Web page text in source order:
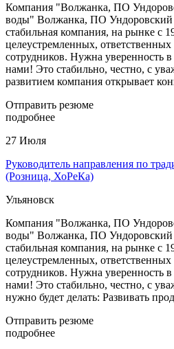
Компания "Волжанка, ПО
воды" Волжанка, ПО Ундоровский
стабильная компания, на рынке с
целеустремленных,
сотрудников. Нужна уверенность
нами! Это стабильно, честно, с
развитием компания открывает
Отправить резюме
подробнее
27 Июля
Руководитель направления по
(Розница, ХоРеКа)
Ульяновск
Компания "Волжанка, ПО
воды" Волжанка, ПО Ундоровский
стабильная компания, на рынке с
целеустремленных,
сотрудников. Нужна уверенность
нами! Это стабильно, честно, с
нужно будет делать: Развивать
Отправить резюме
подробнее